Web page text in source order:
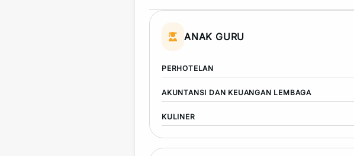
ANAK GURU
PERHOTELAN
AKUNTANSI DAN KEUANGAN LEMBAGA
KULINER